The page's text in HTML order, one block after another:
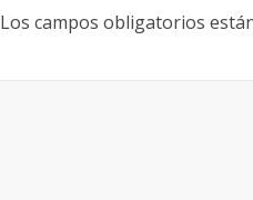
Los campos obligatorios